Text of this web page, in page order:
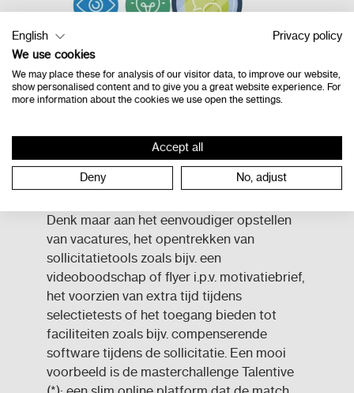
Er kan echter nog heel veel gedaan worden
Denk maar aan het eenvoudiger opstellen
van vacatures, het opentrekken van
sollicitatietools zoals bijv. een
videoboodschap of flyer i.p.v. motivatiebrief,
het voorzien van extra tijd tijdens
selectietests of het toegang bieden tot
faciliteiten zoals bijv. compenserende
software tijdens de sollicitatie. Een mooi
voorbeeld is de masterchallenge Talentive
English
Privacy policy
We use cookies
We may place these for analysis of our visitor data, to improve our website,
show personalised content and to give you a great website experience. For
more information about the cookies we use open the settings.
Accept all
Deny No, adjust